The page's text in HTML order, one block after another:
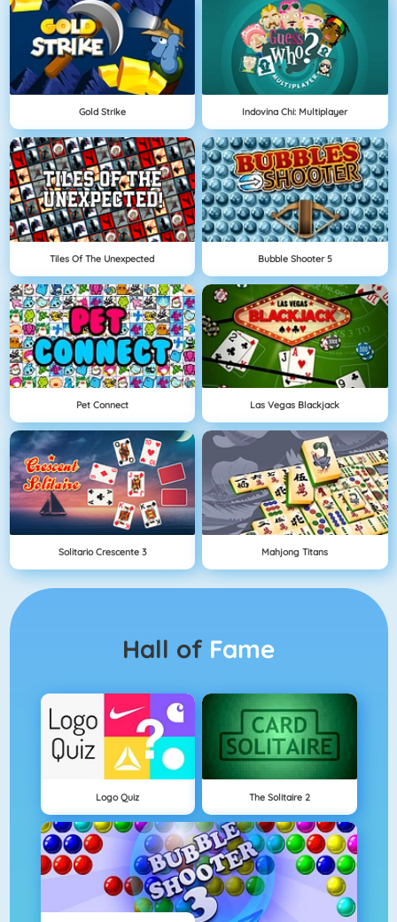
Gold Strike Indovina Chi: Multiplayer
Tiles Of The Unexpected Bubble Shooter 5
Pet Connect Las Vegas Blackjack
Solitario Crescente 3 Mahjong Titans
Hall of Fame
Logo Quiz The Solitaire 2